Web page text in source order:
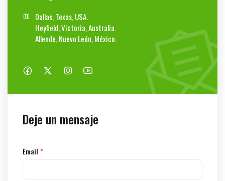
Dallas, Texas, USA.
Heyfield, Victoria, Australia.
Allende, Nuevo León, México.
Deje un mensaje
Email *